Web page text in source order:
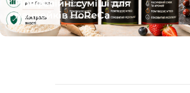
Професійні суміші для
панкейків HoReCa
HoReCa